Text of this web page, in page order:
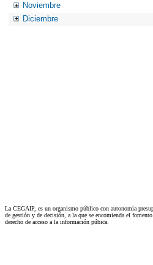
Noviembre
Diciembre
La CEGAIP, es un organismo público con autonomía
de gestión y de decisión, a la que se encomienda el
derecho de acceso a la información púbica.